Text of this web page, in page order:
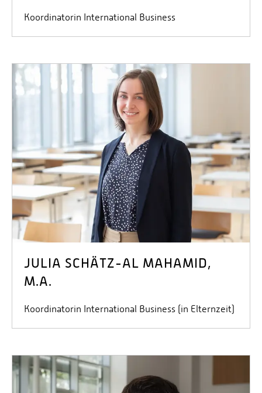
Koordinatorin International Business
JULIA SCHÄTZ-AL MAHAMID,
M.A.
Koordinatorin International Business (in Elternzeit)